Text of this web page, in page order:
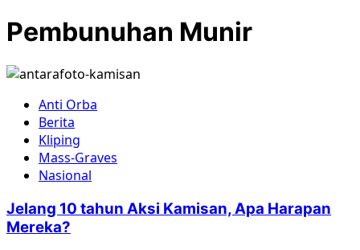
Pembunuhan Munir
Anti Orba
Berita
Kliping
Mass-Graves
Nasional
Jelang 10 tahun Aksi Kamisan, Apa Harapan
Mereka?